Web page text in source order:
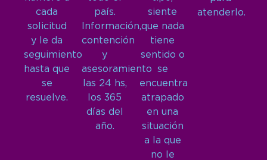
cada
solicitud
y le da
seguimiento
hasta que
se
resuelve.
país.
Información,
contención
y
asesoramiento
las 24 hs,
los 365
días del
año.
siente
que nada
tiene
sentido o
se
encuentra
atrapado
en una
situación
a la que
no le
atenderlo.